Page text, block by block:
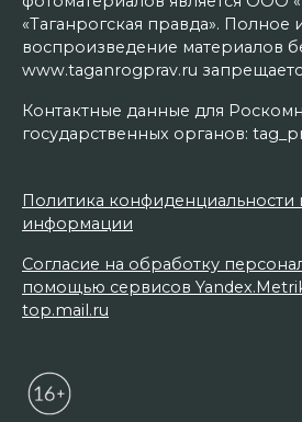
«Таганрогская правда». Полное
воспроизведение материалов
www.taganrogprav.ru
Контактные данные для
государственных органов:
Политика конфиденциальности
информации
Согласие на обработку
помощью сервисов
top.mail.ru